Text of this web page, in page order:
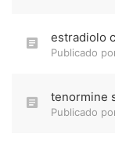
estradiolo
Publicado
tenormine
Publicado